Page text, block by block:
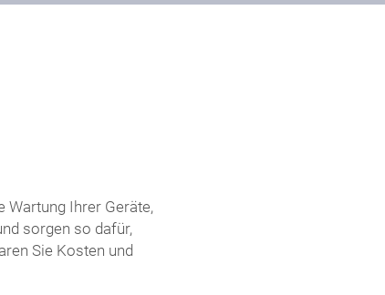
Wartung Ihrer Geräte,
sorgen so dafür,
Sie Kosten und